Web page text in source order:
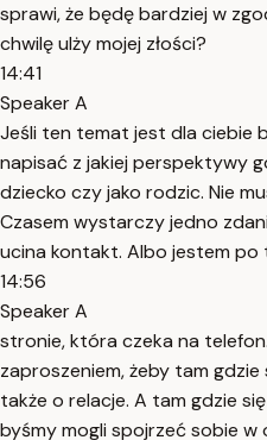
sprawi, że będę bardziej w
chwilę ulży mojej złości?
14:41
Speaker A
Jeśli ten temat jest dla ciebie
napisać z jakiej perspektywy
dziecko czy jako rodzic. Nie
Czasem wystarczy jedno
ucina kontakt. Albo jestem po
14:56
Speaker A
stronie, która czeka na
zaproszeniem, żeby tam
także o relacje. A tam gdzie
byśmy mogli spojrzeć sobie w